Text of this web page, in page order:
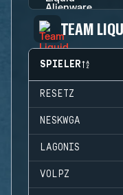
TEAM
SPIELER
RESETZ
NESKWGA
LAGONIS
VOLPZ